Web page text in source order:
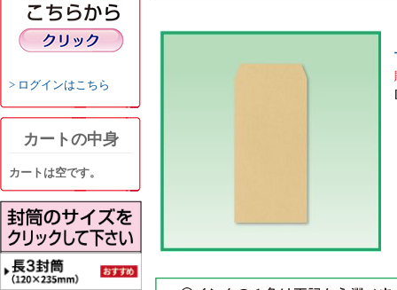
ログインはこちら
カートの中身
カートは空です。